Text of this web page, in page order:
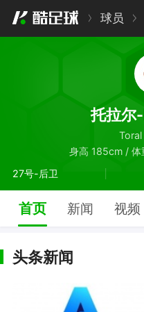
球员
托拉尔
身高 185cm /
27号-后卫
首页 新闻 视频
头条新闻